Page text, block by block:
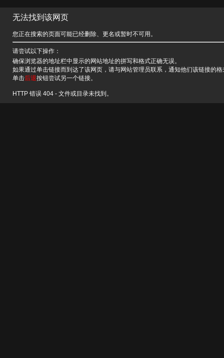
无法找到该网页
您正在搜索的页面可能已经删除、更名或暂时不可用。
请尝试以下操作：
确保浏览器的地址栏中显示的网站地址的拼写和格式正确无误。
如果通过单击链接而到达了该网页，请与网站管理员联系，通知他们该链接的
单击后退按钮尝试另一个链接。
HTTP 错误 404 - 文件或目录未找到。